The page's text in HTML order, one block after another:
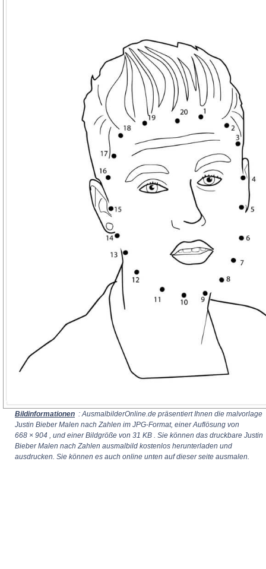
Bildinformationen : AusmalbilderOnline.de präsentiert Ihnen die malvorlage
Justin Bieber Malen nach Zahlen im JPG-Format, einer Auflösung von
668 × 904 , und einer Bildgröße von 31 KB . Sie können das druckbare Justin
Bieber Malen nach Zahlen ausmalbild kostenlos herunterladen und
ausdrucken. Sie können es auch online unten auf dieser seite ausmalen.